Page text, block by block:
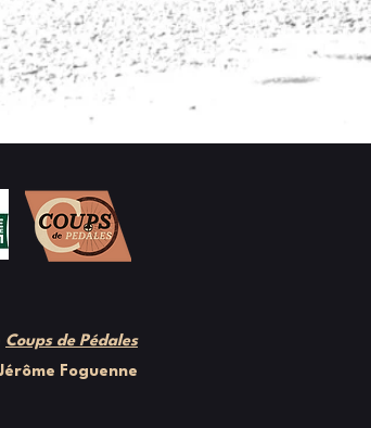
Coups de Pédales
Foguenne